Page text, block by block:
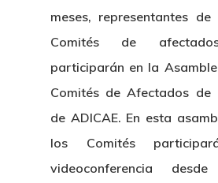
meses, representantes
Comités de
participarán en la
Comités de Afectados de
de ADICAE. En esta
los Comités
videoconferencia